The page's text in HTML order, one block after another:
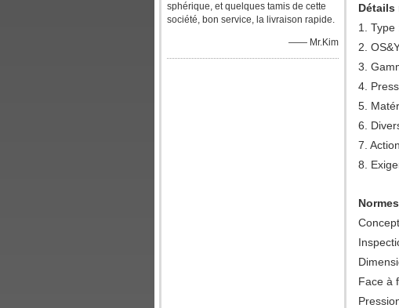
sphérique, et quelques tamis de cette
société, bon service, la livraison rapide.
—— Mr.Kim
Détails
1. Type
2.
3.
4.
5.
6.
7.
8.
Normes
Face à